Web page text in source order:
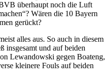
überhaupt noch die Luft
Wären die 10 Bayern
gerückt?
alles aus. So auch in diesem
insgesamt und auf beiden
Lewandowski gegen Boateng,
kleinere Fouls auf beiden